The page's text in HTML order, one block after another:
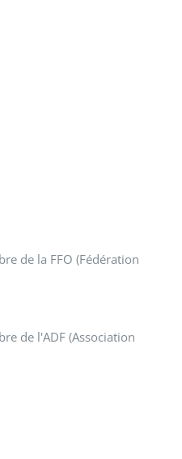
de la FFO (Fédération
de l'ADF (Association